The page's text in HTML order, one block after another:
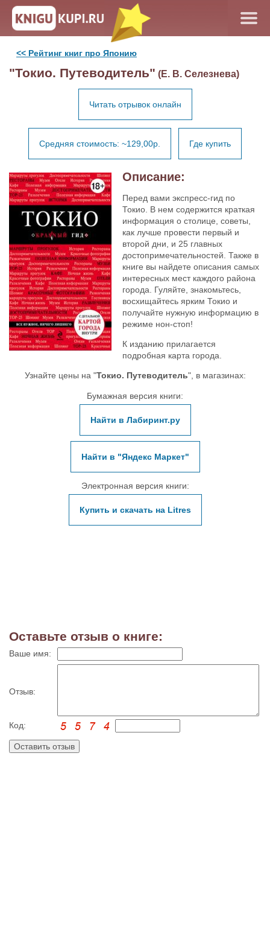
<< Рейтинг книг про Японию
"Токио. Путеводитель" (Е. В. Селезнева)
Читать отрывок онлайн
Средняя стоимость: ~129,00р. Где купить
Описание:
Перед вами экспресс-гид по
Токио. В нем содержится краткая
информация о столице, советы,
как лучше провести первый и
второй дни, и 25 главных
достопримечательностей. Также в
книге вы найдете описания самых
интересных мест каждого района
города. Гуляйте, знакомьтесь,
восхищайтесь ярким Токио и
получайте нужную информацию в
режиме нон-стоп!
К изданию прилагается
подробная карта города.
Узнайте цены на "Токио. Путеводитель", в магазинах:
Бумажная версия книги:
Найти в Лабиринт.ру
Найти в "Яндекс Маркет"
Электронная версия книги:
Купить и скачать на Litres
Оставьте отзыв о книге:
Ваше имя:
Отзыв:
Код: